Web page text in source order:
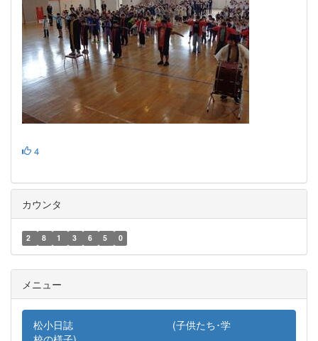
4
カウンタ
2 8 1 3 6 5 0
メニュー
松小日誌 (子供たち･学